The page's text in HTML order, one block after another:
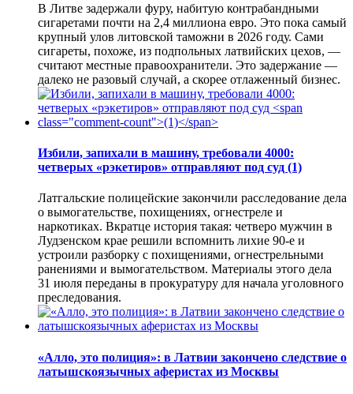
В Литве задержали фуру, набитую контрабандными
сигаретами почти на 2,4 миллиона евро. Это пока самый
крупный улов литовской таможни в 2026 году. Сами
сигареты, похоже, из подпольных латвийских цехов, —
считают местные правоохранители. Это задержание —
далеко не разовый случай, а скорее отлаженный бизнес.
Избили, запихали в машину, требовали 4000:
четверых «рэкетиров» отправляют под суд (1)
Латгальские полицейские закончили расследование дела
о вымогательстве, похищениях, огнестреле и
наркотиках. Вкратце история такая: четверо мужчин в
Лудзенском крае решили вспомнить лихие 90-е и
устроили разборку с похищениями, огнестрельными
ранениями и вымогательством. Материалы этого дела
31 июля переданы в прокуратуру для начала уголовного
преследования.
«Алло, это полиция»: в Латвии закончено следствие о
латышскоязычных аферистах из Москвы